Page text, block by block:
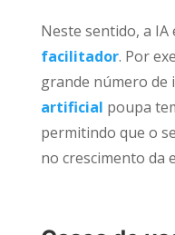
Neste sentido, a
facilitador. Por
grande número de
artificial poupa
permitindo que o
no crescimento da